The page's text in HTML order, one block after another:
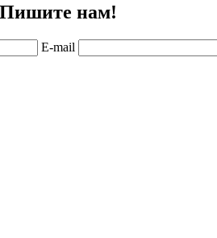
нам!
E-mail